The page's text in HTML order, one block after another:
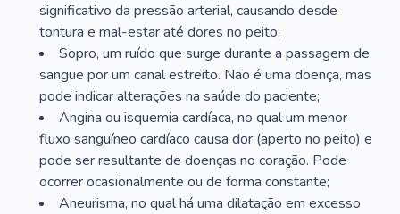
significativo da pressão arterial, causando desde
tontura e mal-estar até dores no peito;
Sopro, um ruído que surge durante a passagem de
sangue por um canal estreito. Não é uma doença, mas
pode indicar alterações na saúde do paciente;
Angina ou isquemia cardíaca, no qual um menor
fluxo sanguíneo cardíaco causa dor (aperto no peito) e
pode ser resultante de doenças no coração. Pode
ocorrer ocasionalmente ou de forma constante;
Aneurisma, no qual há uma dilatação em excesso